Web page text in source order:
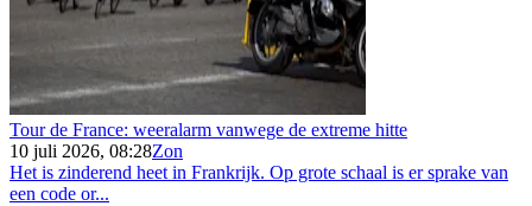
Tour de France: weeralarm vanwege de extreme hitte
10 juli 2026, 08:28Zon
Het is zinderend heet in Frankrijk. Op grote schaal is er sprake van
een code or...